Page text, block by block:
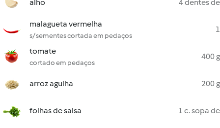
alho 4 dentes de
malagueta vermelha
s/ sementes cortada em pedaços
1
tomate
cortado em pedaços
400 g
arroz agulha 200 g
folhas de salsa 1 c. sopa de